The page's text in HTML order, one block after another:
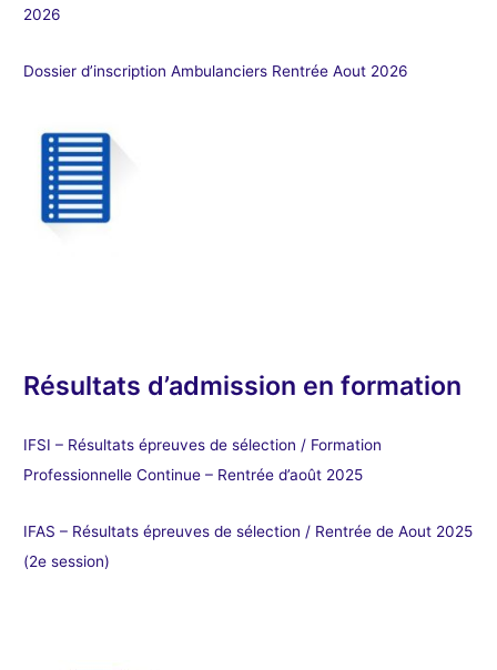
2026
Dossier d’inscription Ambulanciers Rentrée Aout 2026
Résultats d’admission en formation
IFSI – Résultats épreuves de sélection / Formation
Professionnelle Continue – Rentrée d’août 2025
IFAS – Résultats épreuves de sélection / Rentrée de Aout 2025
(2e session)